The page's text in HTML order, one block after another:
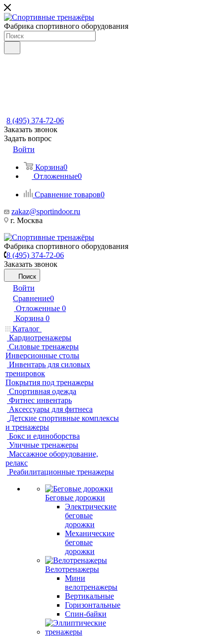
Фабрика спортивного оборудования
8 (495) 374-72-06
Заказать звонок
Задать вопрос
Войти
Корзина0
Отложенные0
Сравнение товаров0
zakaz@sportindoor.ru
г. Москва
Фабрика спортивного оборудования
8 (495) 374-72-06
Заказать звонок
Поиск
Войти
Сравнение0
Отложенные 0
Корзина 0
Каталог
Кардиотренажеры
Силовые тренажеры
Инверсионные столы
Инвентарь для силовых
тренировок
Покрытия под тренажеры
Спортивная одежда
Фитнес инвентарь
Аксессуары для фитнеса
Детские спортивные комплексы
и тренажеры
Бокс и единоборства
Уличные тренажеры
Массажное оборудование,
релакс
Реабилитационные тренажеры
Беговые дорожки
Электрические
беговые
дорожки
Механические
беговые
дорожки
Велотренажеры
Мини
велотренажеры
Вертикальные
Горизонтальные
Спин-байки